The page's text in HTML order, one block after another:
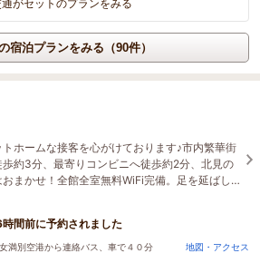
がセットのプランをみる
宿泊プランをみる（90件）
トホームな接客を心がけております♪市内繁華街
歩約3分、最寄りコンビニへ徒歩約2分、北見の
おまかせ！全館全室無料WiFi完備。足を延ばし
れる浴場もございます(深夜や朝方利用もOK)
間前に予約されました
満別空港から連絡バス、車で４０分 地図・アクセス